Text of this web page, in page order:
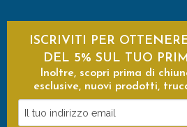
ISCRIVITI PER
DEL 5% SUL TUO
Inoltre, scopri prima di
esclusive, nuovi prodotti,
tuo